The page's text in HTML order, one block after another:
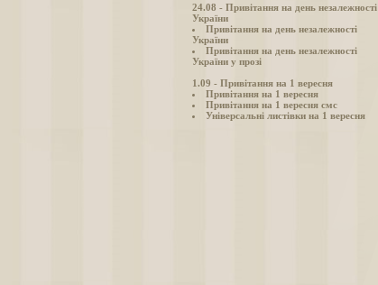
24.08 - Привітання на день незалежності
України
Привітання на день незалежності
України
Привітання на день незалежності
України у прозі
1.09 - Привітання на 1 вересня
Привітання на 1 вересня
Привітання на 1 вересня смс
Універсальні листівки на 1 вересня